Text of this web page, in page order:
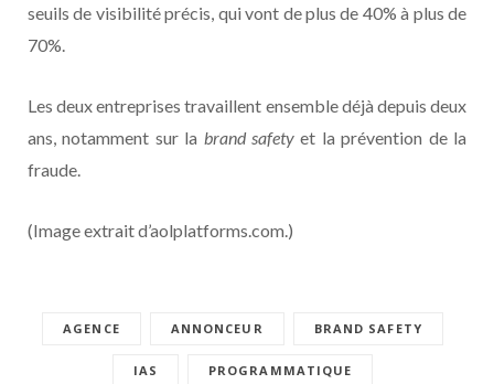
seuils de visibilité précis, qui vont de plus de 40% à plus de
70%.
Les deux entreprises travaillent ensemble déjà depuis deux
ans, notamment sur la brand safetyet la prévention de la
fraude.
(Image extrait d’aolplatforms.com.)
AGENCE ANNONCEUR BRAND SAFETY
IAS PROGRAMMATIQUE